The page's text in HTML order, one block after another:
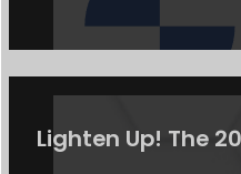
Lighten Up! The